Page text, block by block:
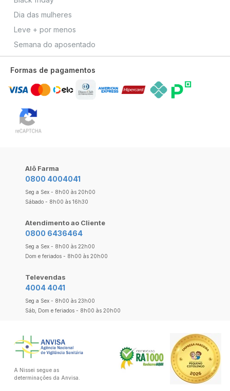
Dia das mulheres
Leve + por menos
Semana do aposentado
Formas de pagamentos
Alô Farma
0800 4004041
Seg a Sex - 8h00 às 20h00
Sábado - 8h00 às 16h30
Atendimento ao Cliente
0800 6436464
Seg a Sex - 8h00 às 22h00
Dom e feriados - 8h00 às 20h00
Televendas
4004 4041
Seg a Sex - 8h00 às 23h00
Sáb, Dom e feriados - 8h00 às 20h00
A Nissei segue as
determinações da Anvisa.